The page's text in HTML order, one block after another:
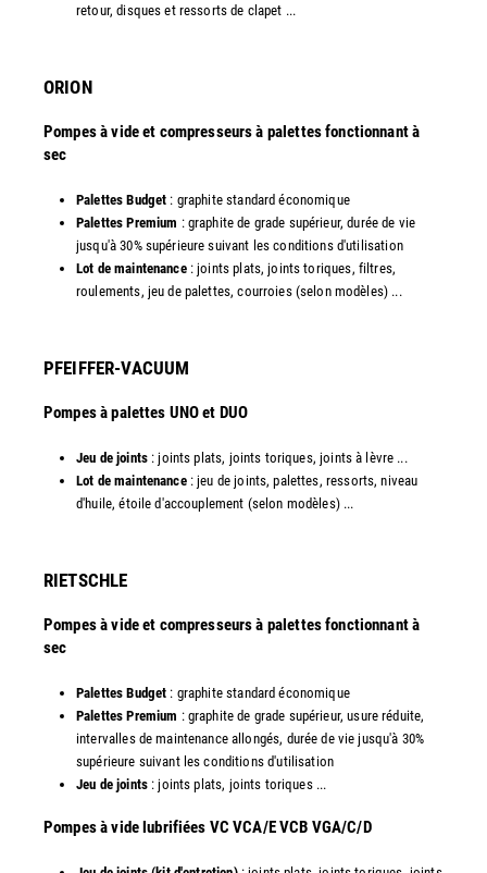
retour, disques et ressorts de clapet ...​
ORION
Pompes à vide et compresseurs à palettes fonctionnant à
sec
Palettes Budget : graphite standard économique
Palettes Premium : graphite de grade supérieur, durée de vie
jusqu'à 30% supérieure suivant les conditions d'utilisation
Lot de maintenance: joints plats, joints toriques, filtres,
roulements, jeu de palettes, courroies (selon modèles) ...​
PFEIFFER-VACUUM
Pompes à palettes UNO et DUO
Jeu de joints: joints plats, joints toriques, joints à lèvre ...
Lot de maintenance: jeu de joints, palettes, ressorts, niveau
d'huile, étoile d'accouplement (selon modèles) ...​​
RIETSCHLE
Pompes à vide et compresseurs à palettes fonctionnant à
sec
Palettes Budget : graphite standard économique
Palettes Premium : graphite de grade supérieur, usure réduite,
intervalles de maintenance allongés, durée de vie jusqu'à 30%
supérieure suivant les conditions d'utilisation
Jeu de joints: joints plats, joints toriques ...
​Pompes à vide lubrifiées VC VCA/E VCB VGA/C/D